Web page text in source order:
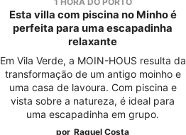
Esta villa com piscina no Minho é
perfeita para uma escapadinha
relaxante
Em Vila Verde, a MOIN-HOUS resulta da
transformação de um antigo moinho e
uma casa de lavoura. Com piscina e
vista sobre a natureza, é ideal para
uma escapadinha em grupo.
por Raquel Costa